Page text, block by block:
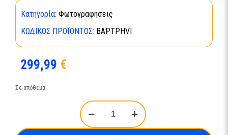
Κατηγορία: Φωτογραφήσεις
ΚΩΔΙΚΌΣ ΠΡΟΪΌΝΤΟΣ: BAPTPHVI
299,99 €
Σε απόθεμα
360
Virtual
tour